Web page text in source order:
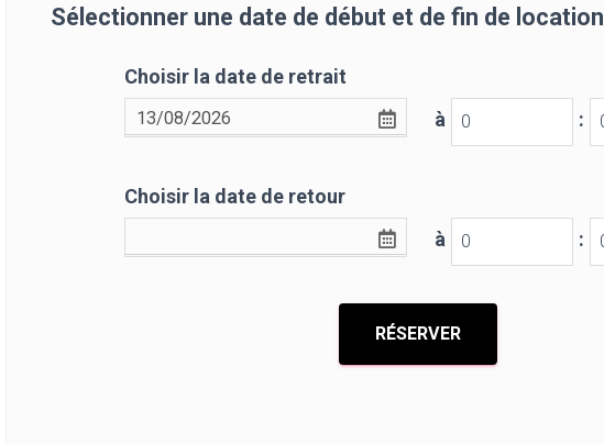
Sélectionner une date de début et de fin de location
Choisir la date de retrait
à
:
Choisir la date de retour
à
: